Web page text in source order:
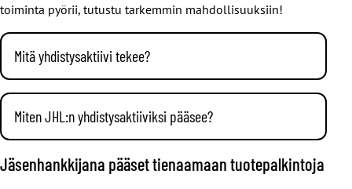
toiminta pyörii, tutustu tarkemmin mahdollisuuksiin!
Mitä yhdistysaktiivi tekee?
Yhdistysaktiivit pyörittävät yhdistyksen toimintaa. He
järjestävät kokouksia, koulutuksia ja tapahtumia sekä ovat
mukana esimerkiksi lakkojen järjestämisessä.
Yhdistyksissä on monia rooleja, kuten puheenjohtaja,
Miten JHL:n yhdistysaktiiviksi pääsee?
Ota yhteyttäyhdistykseesitai marssi suoraan sen
Jäsenhankkijana pääset tienaamaan tuotepalkintoja